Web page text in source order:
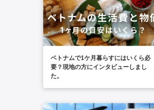
ベトナムで1ケ月暮らすにはいくら必
要？現地の方にインタビューしまし
た。